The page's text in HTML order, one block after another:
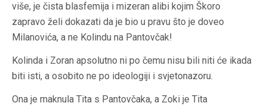
više, je čista blasfemija i mizeran alibi kojim Škoro
zapravo želi dokazati da je bio u pravu što je doveo
Milanovića, a ne Kolindu na Pantovčak!
Kolinda i Zoran apsolutno ni po čemu nisu bili niti će ikada
biti isti, a osobito ne po ideologiji i svjetonazoru.
Ona je maknula Tita s Pantovčaka, a Zoki je Tita